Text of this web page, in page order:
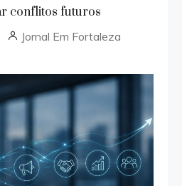
conflitos futuros
Jornal Em Fortaleza